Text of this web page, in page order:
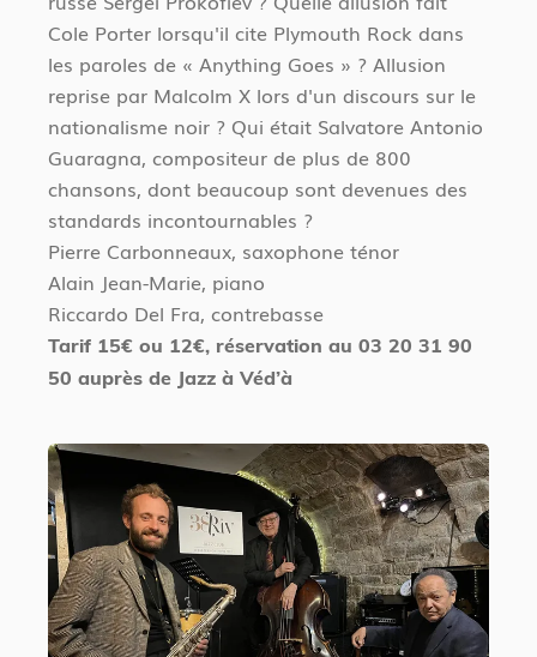
Cole Porter lorsqu'il cite Plymouth Rock dans
les paroles de « Anything Goes » ? Allusion
reprise par Malcolm X lors d'un discours sur le
nationalisme noir ? Qui était Salvatore Antonio
Guaragna, compositeur de plus de 800
chansons, dont beaucoup sont devenues des
standards incontournables ?
Pierre Carbonneaux, saxophone ténor
Alain Jean-Marie, piano
Riccardo Del Fra, contrebasse
Tarif 15€ ou 12€, réservation au 03 20 31 90
50 auprès de Jazz à Véd’à